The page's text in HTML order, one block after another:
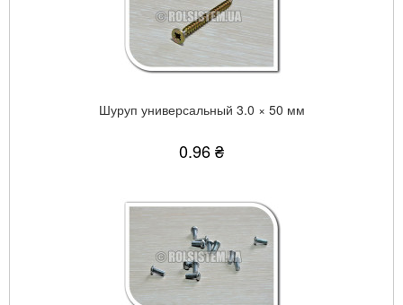
Шуруп универсальный 3.0 × 50 мм
0.96 ₴